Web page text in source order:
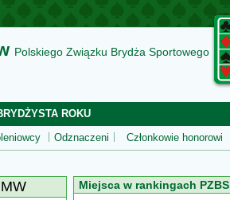
Polskiego Związku Brydża Sportowego
ROKU
Odznaczeni Członkowie honorowi
MW Miejsca w rankingach PZBS